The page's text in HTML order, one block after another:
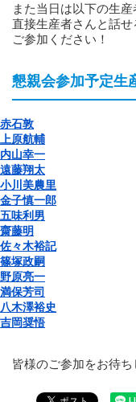
また当日は以下の生
直接生産者さんと話
ご参加ください！
懇親会参加予定生
赤石敦
上原航輔
内山幸一
遠藤翔太
小川美農里
金子慎一郎
五味利男
齋藤明
佐々木裕記
篠塚政嗣
野原亮一
満保芳司
八木澤裕史
吉岡奨悟
皆様のご参加をお待ち